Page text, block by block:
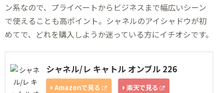
ン系なので、プライベートからビジネスまで幅広いシーン
で使えることも高ポイント。シャネルのアイシャドウが初
めてで、どれを購入しようか迷っている方にイチオシです。
シャネル/レ キャトル オンブル 226
Amazonで見る 楽天で見る